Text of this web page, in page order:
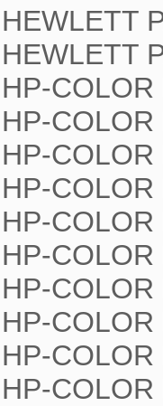
HEWLETT
HEWLETT
HP-
HP-
HP-
HP-
HP-
HP-
HP-
HP-
HP-
HP-